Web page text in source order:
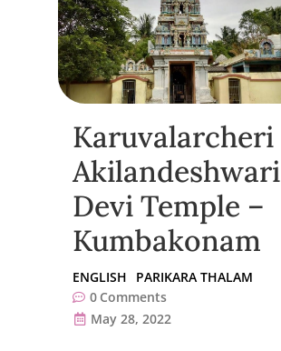
Karuvalarcheri
Akilandeshwari
Devi Temple –
Kumbakonam
ENGLISH
PARIKARA THALAM
0 Comments
May 28, 2022